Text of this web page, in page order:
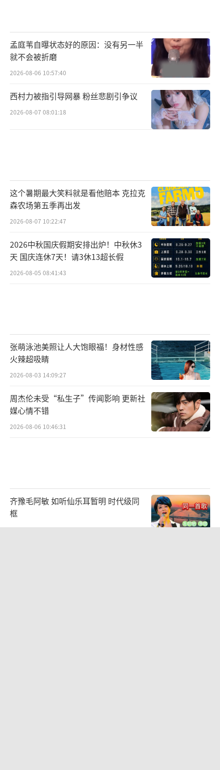
与评审，其自传《我的路》也被翻译成14国文
字全世界发行。为了表彰刘晓庆的精湛演技，
美国休斯顿市市长还将4月12日定为“刘晓庆·
赛金花日”，以纪念她所扮演的赛金花一角；
美国克林顿总统曾授予她亚美杰出成就奖；奥
巴马总统也曾将她作为一号嘉宾接见并举办联
谊会。此次卡布尔电影节的评审邀请，也正是
孟庭苇自曝状态好的原因：没有另一半
就不会被折磨
2026-08-06 10:57:40
西村力被指引导网暴 粉丝悲剧引争议
2026-08-07 08:01:18
这个暑期最大笑料就是看他赔本 克拉克
森农场第五季再出发
2026-08-07 10:22:47
2026中秋国庆假期安排出炉！中秋休3
天 国庆连休7天！请3休13超长假
2026-08-05 08:41:43
张萌泳池美照让人大饱眼福！身材性感
火辣超吸睛
2026-08-03 14:09:27
周杰伦未受“私生子”传闻影响 更新社
媒心情不错
2026-08-06 10:46:31
齐豫毛阿敏 如听仙乐耳暂明 时代级同
框
2026-08-07 22:22:48